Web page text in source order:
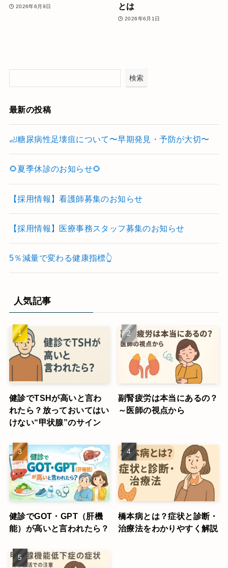
2026年6月9日
とは
2026年6月1日
検索
最新の投稿
🦶糖尿病性足壊疽について〜早期発見・予防が大切〜
🌻夏季休診のお知らせ🌻
【採用情報】看護師募集のお知らせ
【採用情報】医療事務スタッフ募集のお知らせ
5％減量で変わる健康指標👆
人気記事
健診でTSHが高いと言わ
れたら？放っておいてはい
けない“甲状腺”のサイン
副腎疲労は本当にあるの？
～医師の視点から
健診でGOT・GPT（肝機
能）が高いと言われたら？
橋本病とは？症状と診断・
治療法をわかりやすく解説